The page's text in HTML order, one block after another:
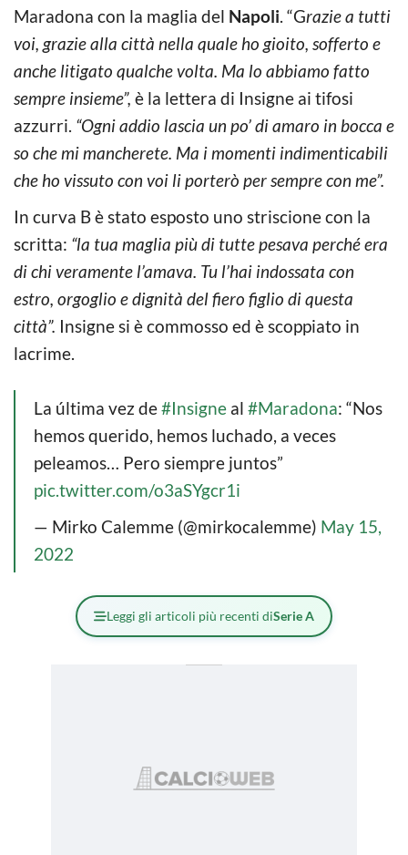
Maradona con la maglia del Napoli. “Grazie a tutti
voi, grazie alla città nella quale ho gioito, sofferto e
anche litigato qualche volta. Ma lo abbiamo fatto
sempre insieme”, è la lettera di Insigne ai tifosi
azzurri. “Ogni addio lascia un po’ di amaro in bocca e
so che mi mancherete. Ma i momenti indimenticabili
che ho vissuto con voi li porterò per sempre con me”.
In curva B è stato esposto uno striscione con la
scritta: “la tua maglia più di tutte pesava perché era
di chi veramente l’amava. Tu l’hai indossata con
estro, orgoglio e dignità del fiero figlio di questa
città”. Insigne si è commosso ed è scoppiato in
lacrime.
La última vez de#Insigne al #Maradona: “Nos
hemos querido, hemos luchado, a veces
peleamos… Pero siempre juntos”
pic.twitter.com/o3aSYgcr1i
— Mirko Calemme (@mirkocalemme) May 15,
2022
Leggi gli articoli più recenti diSerie A